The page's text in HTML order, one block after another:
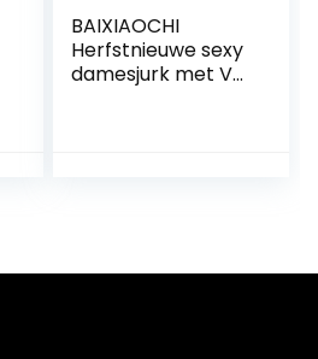
BAIXIAOCHI
Herfstnieuwe sexy
damesjurk met V-